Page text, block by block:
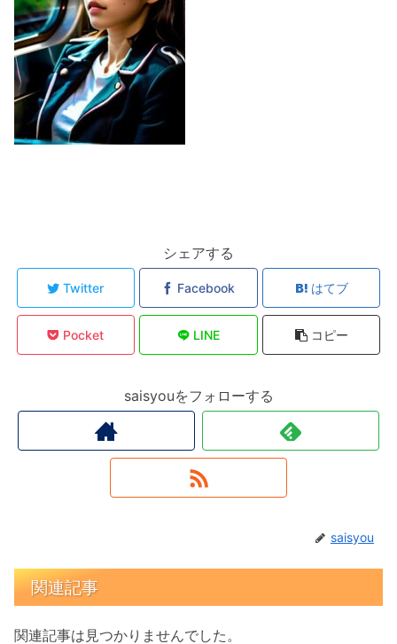
シェアする
Twitter Facebook はてブ
Pocket LINE コピー
saisyouをフォローする
saisyou
関連記事
関連記事は見つかりませんでした。